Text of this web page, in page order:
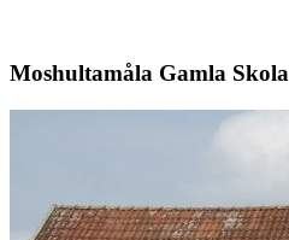
Moshultamåla Gamla Skola